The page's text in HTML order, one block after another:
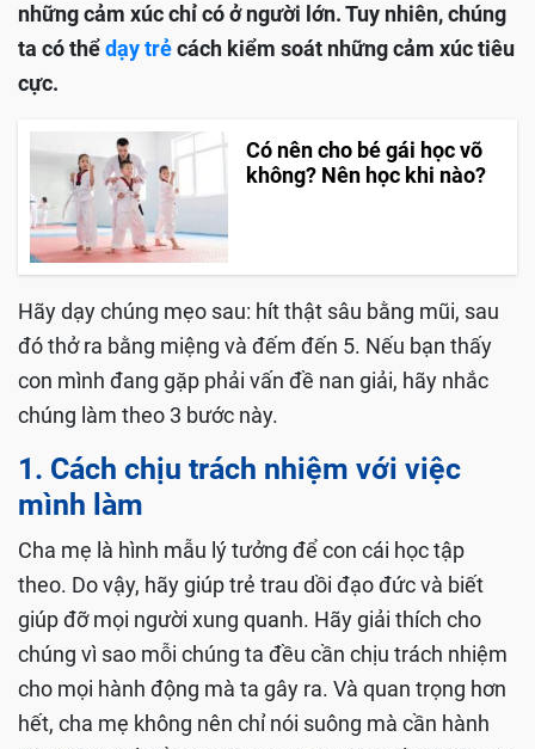
những cảm xúc chỉ có ở người lớn. Tuy nhiên, chúng
ta có thểdạy trẻcách kiểm soát những cảm xúc tiêu
cực.
Có nên cho bé gái học võ
không? Nên học khi nào?
Hãy dạy chúng mẹo sau: hít thật sâu bằng mũi, sau
đó thở ra bằng miệng và đếm đến 5. Nếu bạn thấy
con mình đang gặp phải vấn đề nan giải, hãy nhắc
chúng làm theo 3 bước này.
1. Cách chịu trách nhiệm với việc
mình làm
Cha mẹ là hình mẫu lý tưởng để con cái học tập
theo. Do vậy, hãy giúp trẻ trau dồi đạo đức và biết
giúp đỡ mọi người xung quanh. Hãy giải thích cho
chúng vì sao mỗi chúng ta đều cần chịu trách nhiệm
cho mọi hành động mà ta gây ra. Và quan trọng hơn
hết, cha mẹ không nên chỉ nói suông mà cần hành